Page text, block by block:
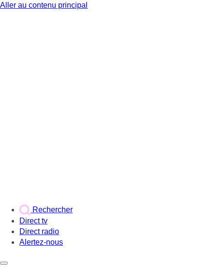
Aller au contenu principal
Rechercher
Direct tv
Direct radio
Alertez-nous